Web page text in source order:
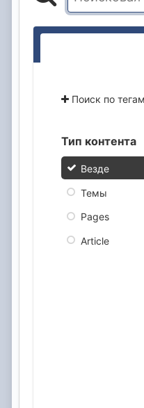
Поиск по тегам
Тип контента
Везде
Темы
Pages
Article